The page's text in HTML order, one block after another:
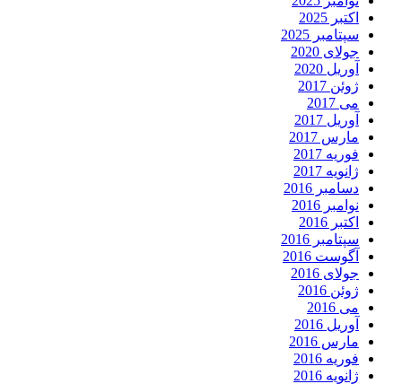
اکتبر 2025
سپتامبر 2025
جولای 2020
آوریل 2020
ژوئن 2017
می 2017
آوریل 2017
مارس 2017
فوریه 2017
ژانویه 2017
دسامبر 2016
نوامبر 2016
اکتبر 2016
سپتامبر 2016
آگوست 2016
جولای 2016
ژوئن 2016
می 2016
آوریل 2016
مارس 2016
فوریه 2016
ژانویه 2016